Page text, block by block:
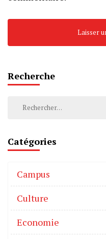
Recherche
Catégories
Campus
Culture
Economie